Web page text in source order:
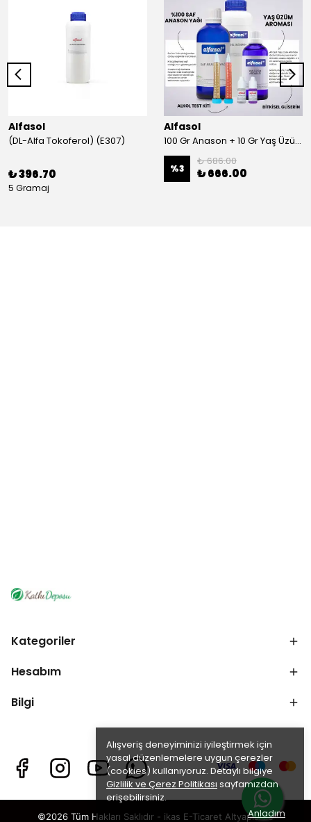
Alışveriş deneyiminizi iyileştirmek için
yasal düzenlemelere uygun çerezler
(cookies) kullanıyoruz. Detaylı bilgiye
Gizlilik ve Çerez Politikası sayfamızdan
erişebilirsiniz.
Anladım
Alfasol
(DL-Alfa Tokoferol) (E307)
₺ 396.70
5 Gramaj
Alfasol
100 Gr Anason + 10 Gr Yaş Üzüm + 250 Gr Gliserin + Alkol Test Kiti
%3
₺ 686.00
₺ 666.00
Kategoriler
Hesabım
Bilgi
©2026 Tüm Hakları Saklıdır - ikas E-Ticaret Altyapısı ile